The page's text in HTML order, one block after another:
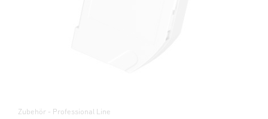
Zubehör - Professional Line